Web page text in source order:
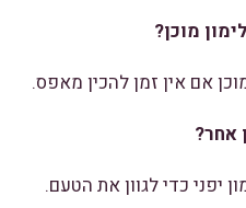
מוכן?
אם אין זמן להכין מאפס.
אחר?
יפני כדי לגוון את הטעם.